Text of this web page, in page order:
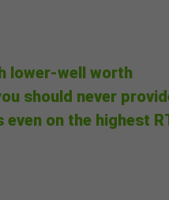
lower-well worth
should never
on the highest